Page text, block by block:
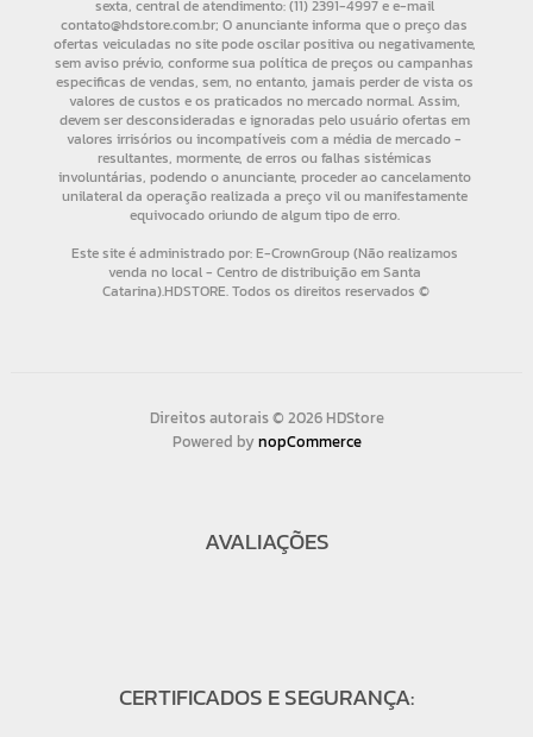
Direitos autorais © 2026 HDStore
Powered bynopCommerce
AVALIAÇÕES
CERTIFICADOS E SEGURANÇA: